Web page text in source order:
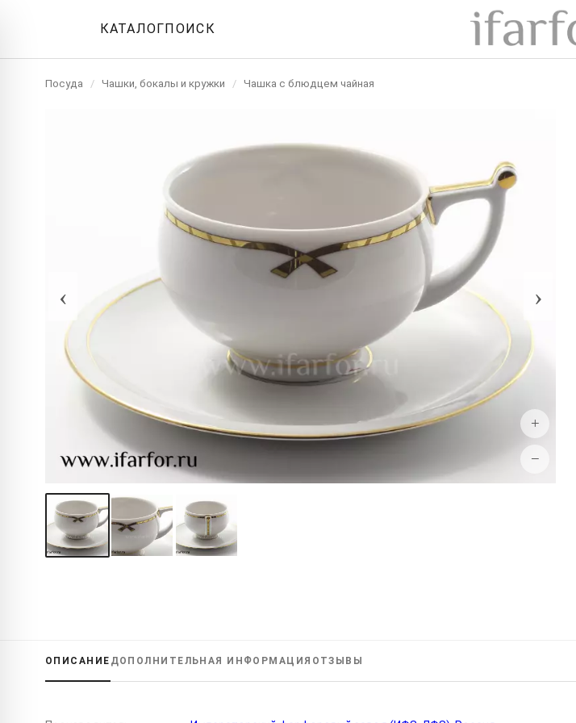
КАТАЛОГПОИСК
Посуда / Чашки, бокалы и кружки / Чашка с блюдцем чайная
‹ ›
+
−
ОПИСАНИЕ ДОПОЛНИТЕЛЬНАЯ ИНФОРМАЦИЯ ОТЗЫВЫ